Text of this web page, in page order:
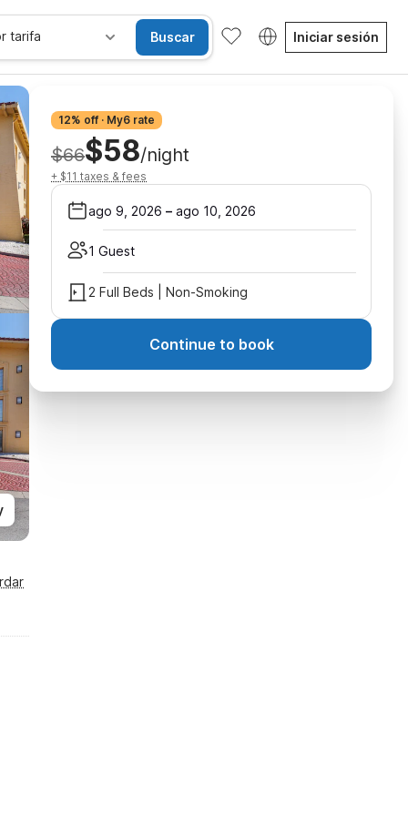
tarifa Buscar Iniciar sesión
12% off · My6 rate
$66$58/night
+ $11 taxes & fees
ago 9, 2026 – ago 10, 2026
1 Guest
2 Full Beds | Non-Smoking
Continue to book